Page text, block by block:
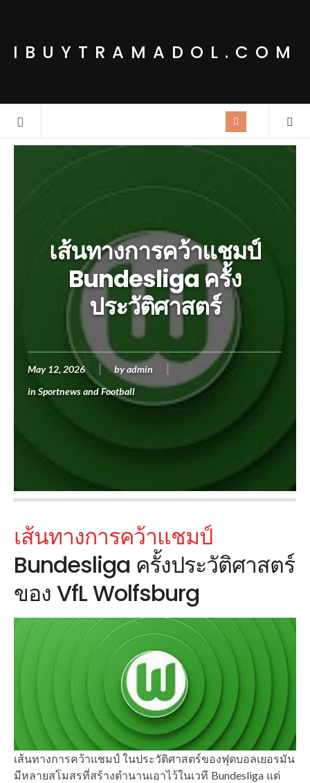
IBUYTRAMADOL.COM
เส้นทางการคว้าแชมป์
Bundesliga ครั้ง
ประวัติศาสตร์
May 12, 2026 byadmin
in Sportnews and Football
เส้นทางการคว้าแชมป์
Bundesliga ครั้งประวัติศาสตร์
ของ VfL Wolfsburg
เส้นทางการคว้าแชมป์ ในประวัติศาสตร์ของฟุตบอลเยอรมัน
มีหลายสโมสรที่สร้างตำนานเอาไว้ในเวที Bundesliga แต่